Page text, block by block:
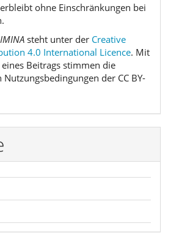
ohne Einschränkungen bei
steht unter der Creative
4.0 International Licence. Mit
Beitrags stimmen die
der CC BY-